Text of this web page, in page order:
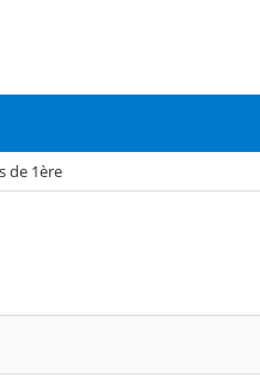
de 1ère